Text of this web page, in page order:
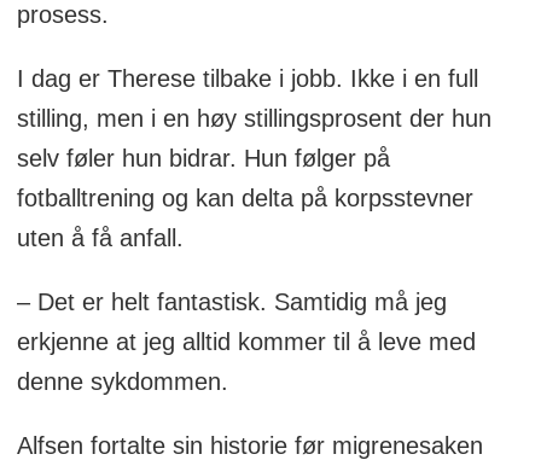
prosess.
I dag er Therese tilbake i jobb. Ikke i en full
stilling, men i en høy stillingsprosent der hun
selv føler hun bidrar. Hun følger på
fotballtrening og kan delta på korpsstevner
uten å få anfall.
– Det er helt fantastisk. Samtidig må jeg
erkjenne at jeg alltid kommer til å leve med
denne sykdommen.
Alfsen fortalte sin historie før migrenesaken